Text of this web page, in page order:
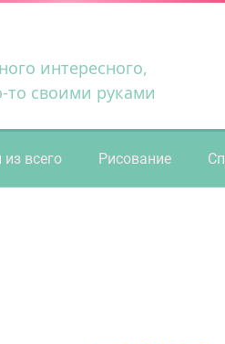
интересного,
то своими руками
всего Рисование